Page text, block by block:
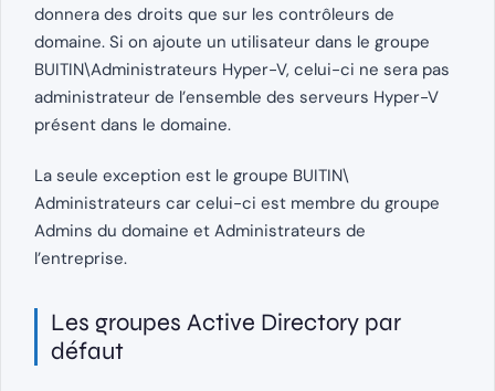
donnera des droits que sur les contrôleurs de
domaine. Si on ajoute un utilisateur dans le groupe
BUITIN\Administrateurs Hyper-V, celui-ci ne sera pas
administrateur de l’ensemble des serveurs Hyper-V
présent dans le domaine.
La seule exception est le groupe BUITIN\
Administrateurs car celui-ci est membre du groupe
Admins du domaine et Administrateurs de
l’entreprise.
Les groupes Active Directory par
défaut